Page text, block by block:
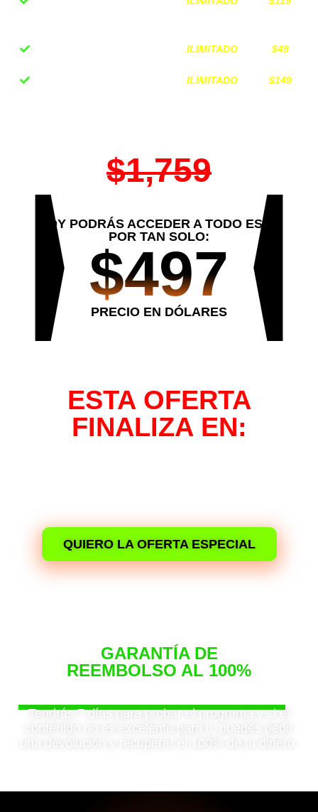
ILIMITADO $49
ILIMITADO $149
$1,759
HOY PODRÁS ACCEDER A TODO ESTO
POR TAN SOLO:
$497
PRECIO EN DÓLARES
ESTA OFERTA
FINALIZA EN:
QUIERO LA OFERTA ESPECIAL
GARANTÍA DE
REEMBOLSO AL 100%
Tendrás 7 días para probar el programa y si el